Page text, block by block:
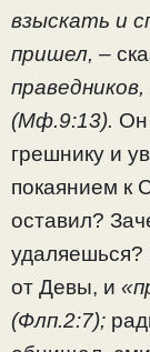
взыскать и
пришел, –
(Мф.9:13). Он
грешнику и
покаянием к
оставил?
от Девы, и
(Флп.2:7);